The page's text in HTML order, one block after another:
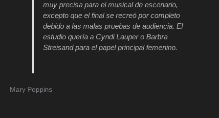
muy precisa para el musical de escenario,
excepto que el final se recreó por completo
debido a las malas pruebas de audiencia. El
estudio quería a Cyndi Lauper o Barbra
Streisand para el papel principal femenino.
Mary Poppins